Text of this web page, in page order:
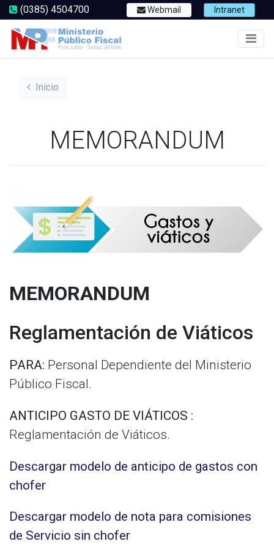
(0385) 4504700 Webmail Intranet
Inicio
MEMORANDUM
MEMORANDUM
Reglamentación de Viáticos
PARA: Personal Dependiente del Ministerio
Público Fiscal.
ANTICIPO GASTO DE VIÁTICOS :
Reglamentación de Viáticos.
Descargar modelo de anticipo de gastos con
chofer
Descargar modelo de nota para comisiones
de Servicio sin chofer